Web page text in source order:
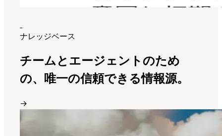
ナレッジベース
チームとエージェントのため
の、唯一の信頼できる情報源。
→